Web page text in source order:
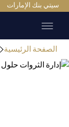
بنك الإمارات
الرئيسية